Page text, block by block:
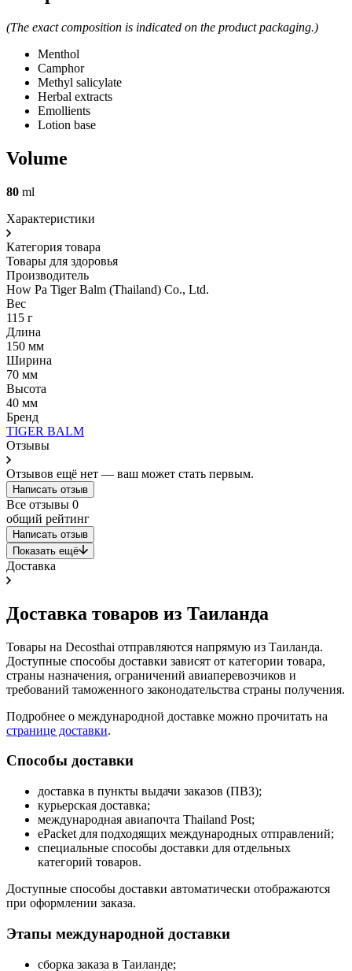
(The exact composition is indicated on the product packaging.)
Menthol
Camphor
Methyl salicylate
Herbal extracts
Emollients
Lotion base
Volume
80 ml
Характеристики
Категория товара
Товары для здоровья
Производитель
How Pa Tiger Balm (Thailand) Co., Ltd.
Вес
115 г
Длина
150 мм
Ширина
70 мм
Высота
40 мм
Бренд
TIGER BALM
Отзывы
Отзывов ещё нет — ваш может стать первым.
Написать отзыв
Все отзывы 0
общий рейтинг
Написать отзыв
Показать ещё
Доставка
Доставка товаров из Таиланда
Товары на Decosthai отправляются напрямую из Таиланда.
Доступные способы доставки зависят от категории товара,
страны назначения, ограничений авиаперевозчиков и
требований таможенного законодательства страны получения.
Подробнее о международной доставке можно прочитать на
странице доставки.
Способы доставки
доставка в пункты выдачи заказов (ПВЗ);
курьерская доставка;
международная авиапочта Thailand Post;
ePacket для подходящих международных отправлений;
специальные способы доставки для отдельных
категорий товаров.
Доступные способы доставки автоматически отображаются
при оформлении заказа.
Этапы международной доставки
сборка заказа в Таиланде;